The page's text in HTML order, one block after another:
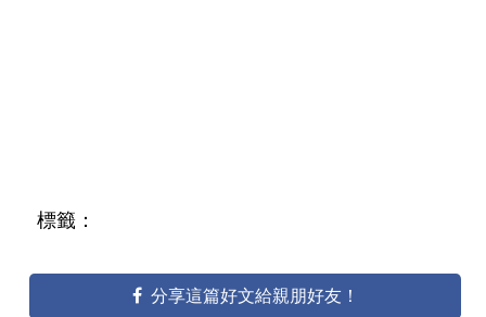
標籤：
分享這篇好文給親朋好友！